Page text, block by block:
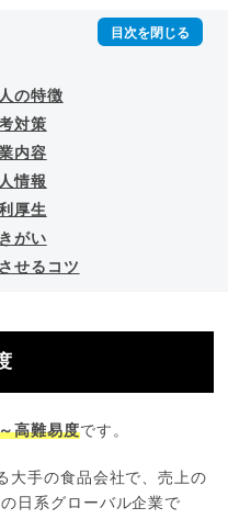
の特徴
対策
内容
情報
厚生
がい
せるコツ
高難易度です。
大手の食品会社で、売上の
日系グローバル企業で